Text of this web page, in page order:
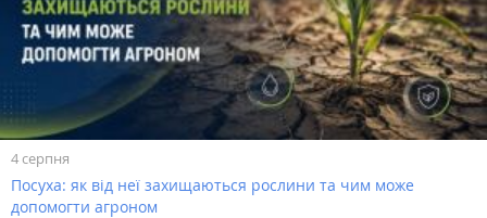
4 серпня
Посуха: як від неї захищаються рослини та чим може
допомогти агроном